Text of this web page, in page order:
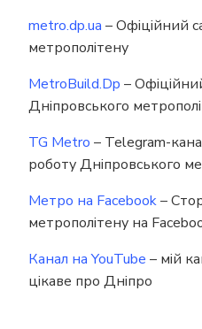
metro.dp.ua – Офіційний
метрополітену
MetroBuild.Dp –
Дніпровського
TG Metro – Telegram-
роботу Дніпровського
Метро на Facebook–
метрополітену на
Канал на YouTube – мій
цікаве про Дніпро